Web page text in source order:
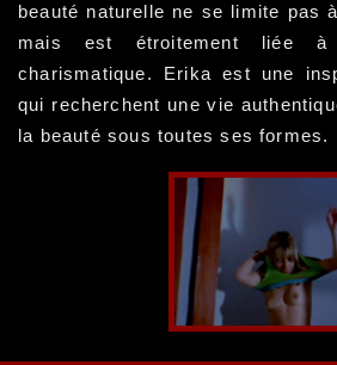
beauté naturelle ne se limite pas
mais est étroitement liée à
charismatique. Erika est une
qui recherchent une vie
la beauté sous toutes ses formes.